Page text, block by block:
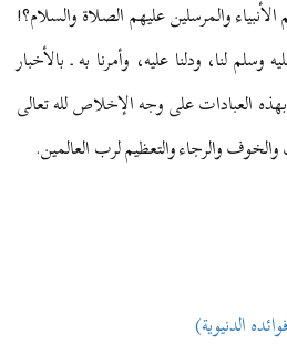
والمرسلين عليهم الصلاة والسلام؟!
لنا، ودلنا عليه، وأمرنا به ـ بالأخبار
العبادات على وجه الإخلاص لله تعالى
والرجاء والتعظيم لرب العالمين.
الدنيوية)